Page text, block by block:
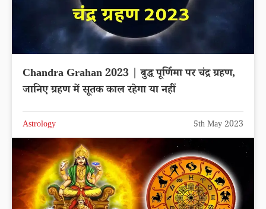
Chandra Grahan 2023 | बुद्ध पूर्णिमा पर चंद्र ग्रहण,
जानिए ग्रहण में सूतक काल रहेगा या नहीं
Astrology 5th May 2023